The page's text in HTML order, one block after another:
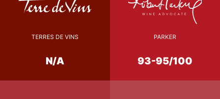
TERRES DE VINS
N/A
PARKER
93-95/100